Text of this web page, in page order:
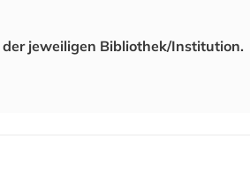
jeweiligen Bibliothek/Institution.